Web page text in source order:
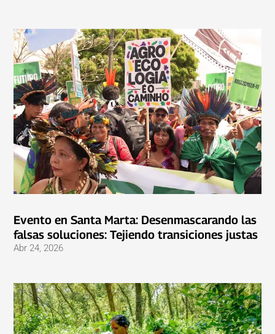
Evento en Santa Marta: Desenmascarando las
falsas soluciones: Tejiendo transiciones justas
Abr 24, 2026